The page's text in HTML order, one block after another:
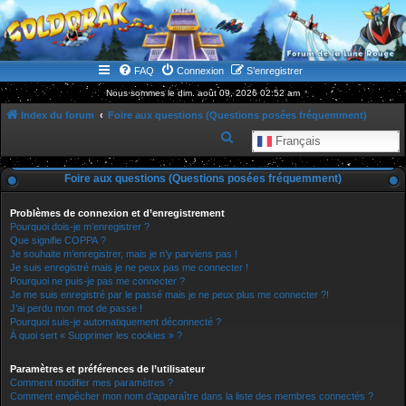
WWW.GOLDORAKGO.COM
le site de la Lune Rouge
FAQ Connexion S’enregistrer
Nous sommes le dim. août 09, 2026 02:52 am
Index du forum Foire aux questions (Questions posées fréquemment)
Français
e
c
c
Foire aux questions (Questions posées fréquemment)
Problèmes de connexion et d’enregistrement
Pourquoi dois-je m’enregistrer ?
Que signifie COPPA ?
Je souhaite m’enregistrer, mais je n’y parviens pas !
Je suis enregistré mais je ne peux pas me connecter !
Pourquoi ne puis-je pas me connecter ?
Je me suis enregistré par le passé mais je ne peux plus me connecter ?!
J’ai perdu mon mot de passe !
Pourquoi suis-je automatiquement déconnecté ?
À quoi sert « Supprimer les cookies » ?
Paramètres et préférences de l’utilisateur
Comment modifier mes paramètres ?
Comment empêcher mon nom d’apparaître dans la liste des membres connectés ?